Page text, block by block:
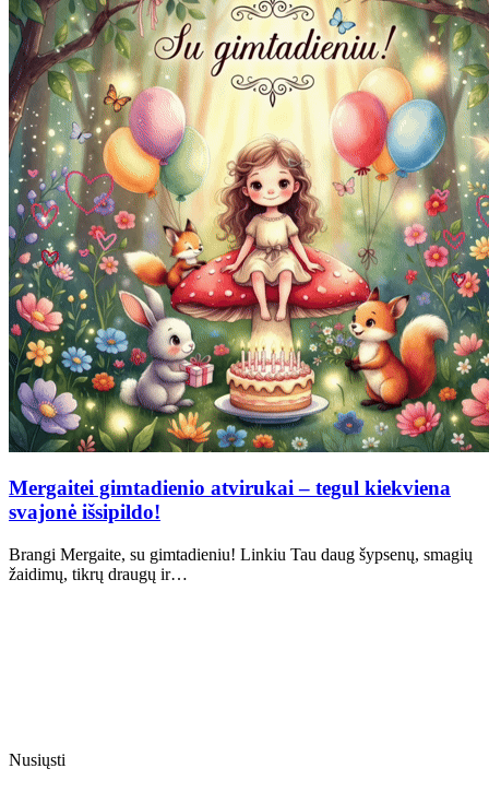
Mergaitei gimtadienio atvirukai – tegul kiekviena
svajonė išsipildo!
Brangi Mergaite, su gimtadieniu! Linkiu Tau daug šypsenų, smagių
žaidimų, tikrų draugų ir…
Nusiųsti